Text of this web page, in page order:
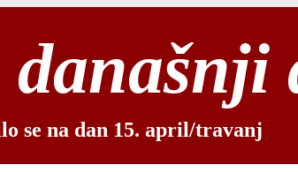
se na dan 15. april/travanj